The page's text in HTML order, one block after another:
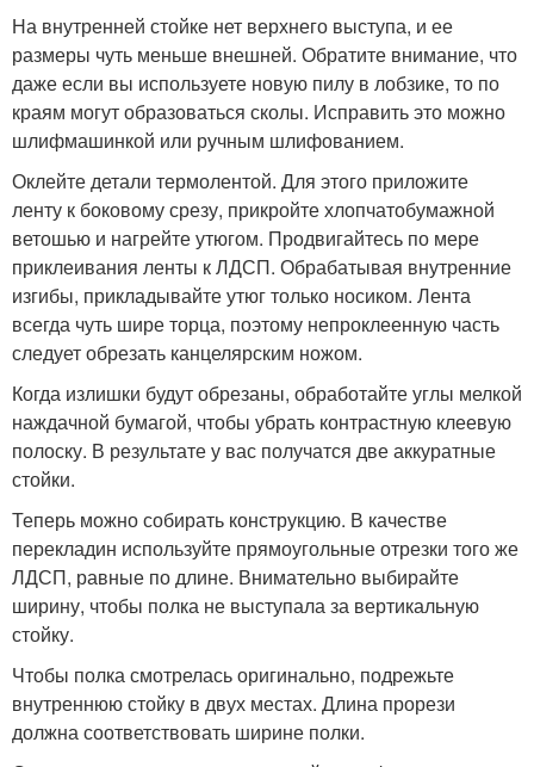
На внутренней стойке нет верхнего выступа, и ее
размеры чуть меньше внешней. Обратите внимание, что
даже если вы используете новую пилу в лобзике, то по
краям могут образоваться сколы. Исправить это можно
шлифмашинкой или ручным шлифованием.
Оклейте детали термолентой. Для этого приложите
ленту к боковому срезу, прикройте хлопчатобумажной
ветошью и нагрейте утюгом. Продвигайтесь по мере
приклеивания ленты к ЛДСП. Обрабатывая внутренние
изгибы, прикладывайте утюг только носиком. Лента
всегда чуть шире торца, поэтому непроклеенную часть
следует обрезать канцелярским ножом.
Когда излишки будут обрезаны, обработайте углы мелкой
наждачной бумагой, чтобы убрать контрастную клеевую
полоску. В результате у вас получатся две аккуратные
стойки.
Теперь можно собирать конструкцию. В качестве
перекладин используйте прямоугольные отрезки того же
ЛДСП, равные по длине. Внимательно выбирайте
ширину, чтобы полка не выступала за вертикальную
стойку.
Чтобы полка смотрелась оригинально, подрежьте
внутреннюю стойку в двух местах. Длина прорези
должна соответствовать ширине полки.